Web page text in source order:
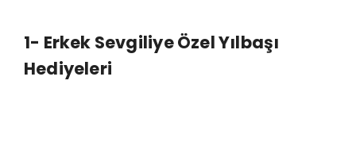
1- Erkek Sevgiliye Özel Yılbaşı
Hediyeleri